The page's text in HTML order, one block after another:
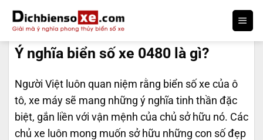
qua
nội
dungÝ nghĩa biển số xe 0480 là gì?
Người Việt luôn quan niệm rằng biển số xe của ô
tô, xe máy sẽ mang những ý nghĩa tinh thần đặc
biệt, gắn liền với vận mệnh của chủ sở hữu nó. Các
chủ xe luôn mong muốn sở hữu những con số đẹp